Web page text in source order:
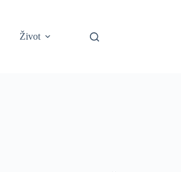
Život